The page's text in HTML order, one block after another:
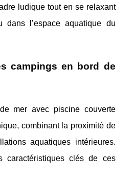
ludique tout en se relaxant
l’espace aquatique du
campings en bord de
mer avec piscine couverte
combinant la proximité de
aquatiques intérieures.
caractéristiques clés de ces